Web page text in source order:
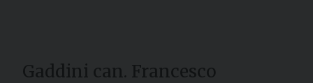
Gaddini can. Francesco